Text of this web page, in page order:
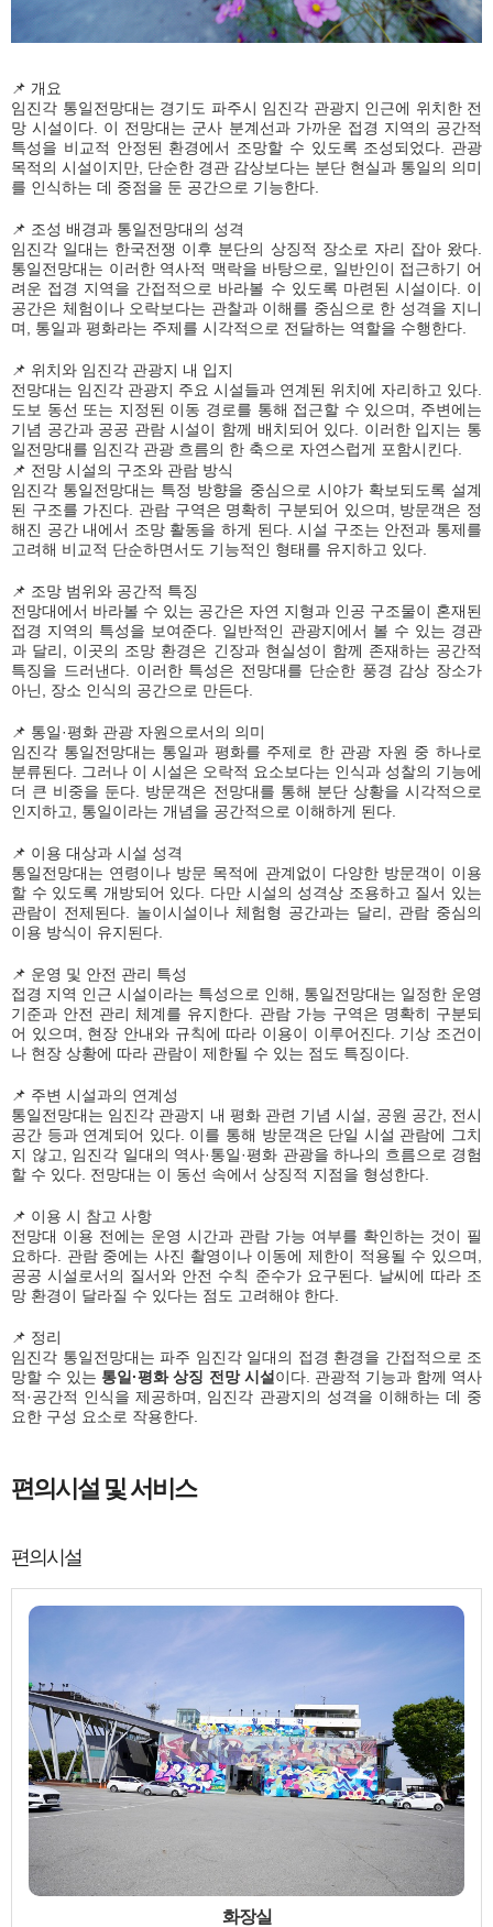
📌 개요
임진각 통일전망대는 경기도 파주시 임진각 관광지 인근에 위치한 전
망 시설이다. 이 전망대는 군사 분계선과 가까운 접경 지역의 공간적
특성을 비교적 안정된 환경에서 조망할 수 있도록 조성되었다. 관광
목적의 시설이지만, 단순한 경관 감상보다는 분단 현실과 통일의 의미
를 인식하는 데 중점을 둔 공간으로 기능한다.
📌 조성 배경과 통일전망대의 성격
임진각 일대는 한국전쟁 이후 분단의 상징적 장소로 자리 잡아 왔다.
통일전망대는 이러한 역사적 맥락을 바탕으로, 일반인이 접근하기 어
려운 접경 지역을 간접적으로 바라볼 수 있도록 마련된 시설이다. 이
공간은 체험이나 오락보다는 관찰과 이해를 중심으로 한 성격을 지니
며, 통일과 평화라는 주제를 시각적으로 전달하는 역할을 수행한다.
📌 위치와 임진각 관광지 내 입지
전망대는 임진각 관광지 주요 시설들과 연계된 위치에 자리하고 있다.
도보 동선 또는 지정된 이동 경로를 통해 접근할 수 있으며, 주변에는
기념 공간과 공공 관람 시설이 함께 배치되어 있다. 이러한 입지는 통
일전망대를 임진각 관광 흐름의 한 축으로 자연스럽게 포함시킨다.
📌 전망 시설의 구조와 관람 방식
임진각 통일전망대는 특정 방향을 중심으로 시야가 확보되도록 설계
된 구조를 가진다. 관람 구역은 명확히 구분되어 있으며, 방문객은 정
해진 공간 내에서 조망 활동을 하게 된다. 시설 구조는 안전과 통제를
고려해 비교적 단순하면서도 기능적인 형태를 유지하고 있다.
📌 조망 범위와 공간적 특징
전망대에서 바라볼 수 있는 공간은 자연 지형과 인공 구조물이 혼재된
접경 지역의 특성을 보여준다. 일반적인 관광지에서 볼 수 있는 경관
과 달리, 이곳의 조망 환경은 긴장과 현실성이 함께 존재하는 공간적
특징을 드러낸다. 이러한 특성은 전망대를 단순한 풍경 감상 장소가
아닌, 장소 인식의 공간으로 만든다.
📌 통일·평화 관광 자원으로서의 의미
임진각 통일전망대는 통일과 평화를 주제로 한 관광 자원 중 하나로
분류된다. 그러나 이 시설은 오락적 요소보다는 인식과 성찰의 기능에
더 큰 비중을 둔다. 방문객은 전망대를 통해 분단 상황을 시각적으로
인지하고, 통일이라는 개념을 공간적으로 이해하게 된다.
📌 이용 대상과 시설 성격
통일전망대는 연령이나 방문 목적에 관계없이 다양한 방문객이 이용
할 수 있도록 개방되어 있다. 다만 시설의 성격상 조용하고 질서 있는
관람이 전제된다. 놀이시설이나 체험형 공간과는 달리, 관람 중심의
이용 방식이 유지된다.
📌 운영 및 안전 관리 특성
접경 지역 인근 시설이라는 특성으로 인해, 통일전망대는 일정한 운영
기준과 안전 관리 체계를 유지한다. 관람 가능 구역은 명확히 구분되
어 있으며, 현장 안내와 규칙에 따라 이용이 이루어진다. 기상 조건이
나 현장 상황에 따라 관람이 제한될 수 있는 점도 특징이다.
📌 주변 시설과의 연계성
통일전망대는 임진각 관광지 내 평화 관련 기념 시설, 공원 공간, 전시
공간 등과 연계되어 있다. 이를 통해 방문객은 단일 시설 관람에 그치
지 않고, 임진각 일대의 역사·통일·평화 관광을 하나의 흐름으로 경험
할 수 있다. 전망대는 이 동선 속에서 상징적 지점을 형성한다.
📌 이용 시 참고 사항
전망대 이용 전에는 운영 시간과 관람 가능 여부를 확인하는 것이 필
요하다. 관람 중에는 사진 촬영이나 이동에 제한이 적용될 수 있으며,
공공 시설로서의 질서와 안전 수칙 준수가 요구된다. 날씨에 따라 조
망 환경이 달라질 수 있다는 점도 고려해야 한다.
📌 정리
임진각 통일전망대는 파주 임진각 일대의 접경 환경을 간접적으로 조
망할 수 있는 통일·평화 상징 전망 시설 이다. 관광적 기능과 함께 역사
적·공간적 인식을 제공하며, 임진각 관광지의 성격을 이해하는 데 중
요한 구성 요소로 작용한다.
편의시설 및 서비스
편의시설
화장실